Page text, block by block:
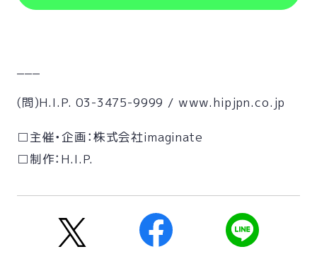
(問)H.I.P. 03-3475-9999 / www.hipjpn.co.jp
□主催・企画：株式会社imaginate
□制作：H.I.P.